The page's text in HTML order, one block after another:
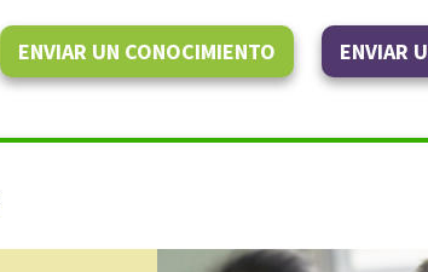
ENVIAR UN CONOCIMIENTO ENVIAR